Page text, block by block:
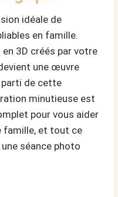
idéale de
en famille.
3D créés par votre
une œuvre
parti de cette
minutieuse est
pour vous aider
famille, et tout ce
séance photo